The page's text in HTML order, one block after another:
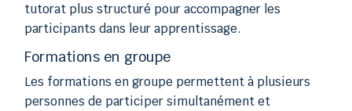
tutorat plus structuré pour accompagner les
participants dans leur apprentissage.
Formations en groupe
Les formations en groupe permettent à plusieurs
personnes de participer simultanément et